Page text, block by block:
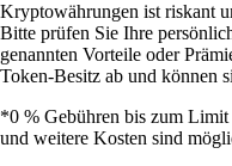
Kryptowährungen ist riskant
Bitte prüfen Sie Ihre
genannten Vorteile oder
Token-Besitz ab und können
*0 % Gebühren bis zum
und weitere Kosten sind